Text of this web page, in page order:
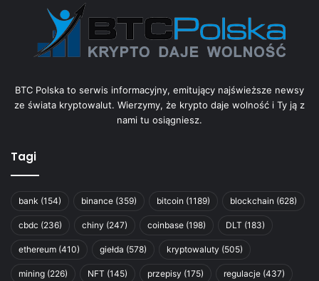
BTC Polska to serwis informacyjny, emitujący najświeższe newsy
ze świata kryptowalut. Wierzymy, że krypto daje wolność i Ty ją z
nami tu osiągniesz.
Tagi
bank (154) binance (359) bitcoin (1189) blockchain (628)
cbdc (236) chiny (247) coinbase (198) DLT (183)
ethereum (410) giełda (578) kryptowaluty (505)
mining (226) NFT (145) przepisy (175) regulacje (437)